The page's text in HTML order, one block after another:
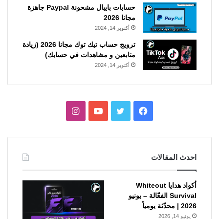
حسابات بايبال مشحونة Paypal جاهزة
مجانا 2026
أكتوبر 14, 2024
ترويج حساب تيك توك مجانا 2026 (زيادة
متابعين و مشاهدات في حسابك)
أكتوبر 14, 2024
فيسبوكتويتر يوتيوبانستقرام
احدث المقالات
أكواد هدايا Whiteout
Survival الفعّالة – يونيو
2026 | محدّثة يومياً
يونيو 14, 2026